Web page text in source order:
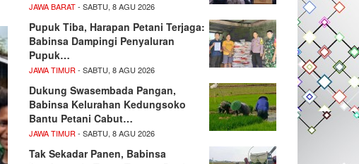
JAWA BARAT- SABTU, 8 AGU 2026
Pupuk Tiba, Harapan Petani Terjaga:
Babinsa Dampingi Penyaluran
Pupuk…
JAWA TIMUR - SABTU, 8 AGU 2026
Dukung Swasembada Pangan,
Babinsa Kelurahan Kedungsoko
Bantu Petani Cabut…
JAWA TIMUR - SABTU, 8 AGU 2026
Tak Sekadar Panen, Babinsa